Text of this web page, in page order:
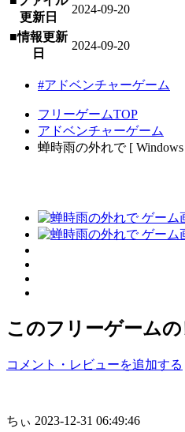
更新日
2024-09-20
■情報更新
日
2024-09-20
#アドベンチャーゲーム
フリーゲームTOP
アドベンチャーゲーム
蝉時雨の外れで [
このフリーゲーム
コメント・レビューを追加する
ちぃ 2023-12-31 06:49:46